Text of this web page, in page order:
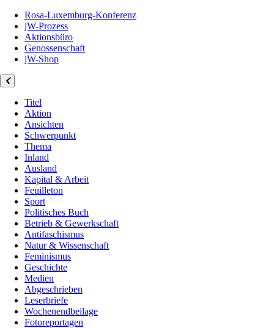
Rosa-Luxemburg-Konferenz
jW-Prozess
Aktionsbüro
Genossenschaft
jW-Shop
Titel
Aktion
Ansichten
Schwerpunkt
Thema
Inland
Ausland
Kapital & Arbeit
Feuilleton
Sport
Politisches Buch
Betrieb & Gewerkschaft
Antifaschismus
Natur & Wissenschaft
Feminismus
Geschichte
Medien
Abgeschrieben
Leserbriefe
Wochenendbeilage
Fotoreportagen